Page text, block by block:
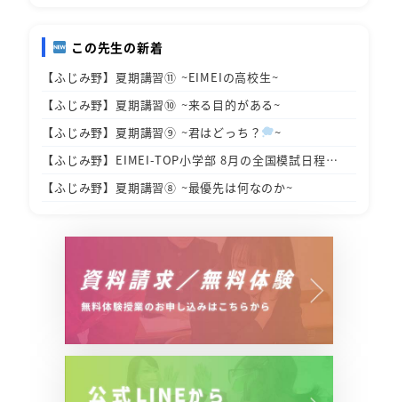
この先生の新着
【ふじみ野】夏期講習⑪ ~EIMEIの高校生~
【ふじみ野】夏期講習⑩ ~来る目的がある~
【ふじみ野】夏期講習⑨ ~君はどっち？
~
【ふじみ野】EIMEI-TOP小学部 8月の全国模試日程…
【ふじみ野】夏期講習⑧ ~最優先は何なのか~